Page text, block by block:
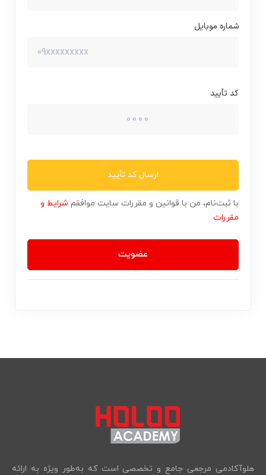
شماره موبایل
کد تأیید
ارسال کد تأیید
با ثبت‌نام، من با قوانین و مقررات سایت موافقم شرایط و
مقررات
عضویت
هلوآکادمی مرجعی جامع و تخصصی است که به‌طور ویژه به ارائه